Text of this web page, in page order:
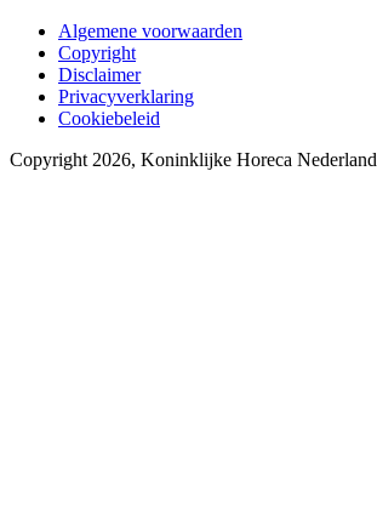
Algemene voorwaarden
Copyright
Disclaimer
Privacyverklaring
Cookiebeleid
Copyright 2026, Koninklijke Horeca Nederland